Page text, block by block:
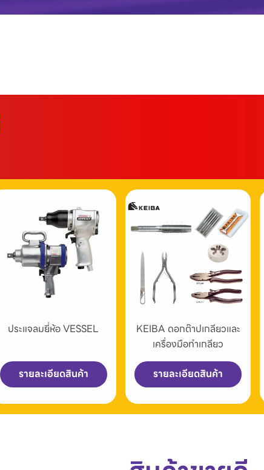
ประแจลมยี่ห้อ VESSEL
รายละเอียดสินค้า
KEIBA ดอกต๊าปเกลียวและ
เครื่องมือทำเกลียว
รายละเอียดสินค้า